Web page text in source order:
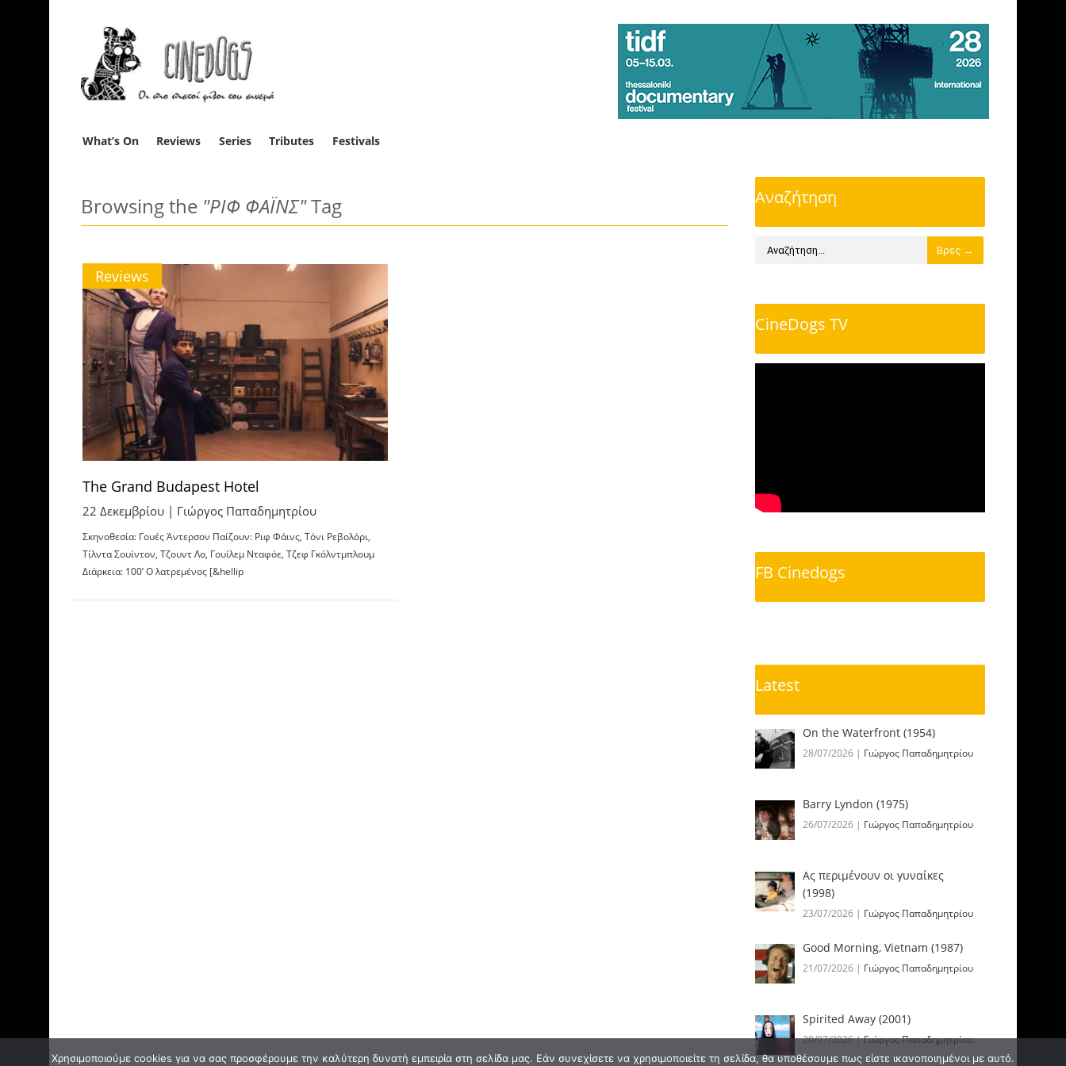
What’s On Reviews Series Tributes Festivals
Browsing the "ΡΙΦ ΦΑΪΝΣ"Tag
Reviews
The Grand Budapest Hotel
22 Δεκεμβρίου | Γιώργος Παπαδημητρίου
Σκηνοθεσία: Γουές Άντερσον Παίζουν: Ριφ Φάινς, Τόνι Ρεβολόρι,
Τίλντα Σουίντον, Τζουντ Λο, Γουίλεμ Νταφόε, Τζεφ Γκόλντμπλουμ
Διάρκεια: 100’ Ο λατρεμένος [&hellip
Αναζήτηση
CineDogs TV
FB Cinedogs
Latest
On the Waterfront (1954)
28/07/2026 | Γιώργος Παπαδημητρίου
Barry Lyndon (1975)
26/07/2026 | Γιώργος Παπαδημητρίου
Ας περιμένουν οι γυναίκες
(1998)
23/07/2026 | Γιώργος Παπαδημητρίου
Good Morning, Vietnam (1987)
21/07/2026 | Γιώργος Παπαδημητρίου
Spirited Away (2001)
20/07/2026|Γιώργος Παπαδημητρίου
Χρησιμοποιούμε cookies για να σας προσφέρουμε την καλύτερη δυνατή εμπειρία στη σελίδα μας. Εάν συνεχίσετε να χρησιμοποιείτε τη σελίδα, θα υποθέσουμε πως είστε ικανοποιημένοι με αυτό.